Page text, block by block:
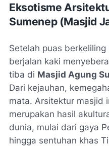
Eksotisme
Sumenep (Masjid
Setelah puas
berjalan kaki
tiba di Masjid Agung
Dari kejauhan,
mata. Arsitektur masjid
merupakan hasil
dunia, mulai dari gaya
hingga sentuhan khas